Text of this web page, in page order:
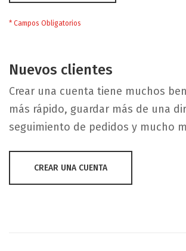
Nuevos clientes
Crear una cuenta tiene muchos
más rápido, guardar más de una
seguimiento de pedidos y mucho
CREAR UNA CUENTA